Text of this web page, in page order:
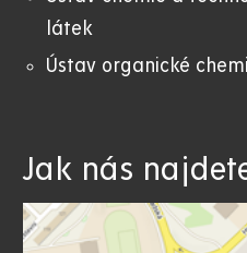
látek
Ústav organické
Jak nás